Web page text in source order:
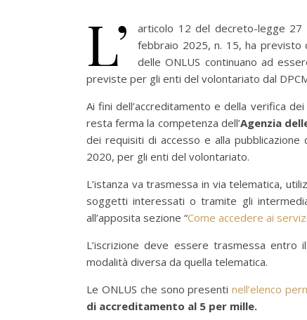
L’
articolo 12 del decreto-legge 27
febbraio 2025, n. 15, ha previsto
delle ONLUS continuano ad
previste per gli enti del volontariato dal
Ai fini dell’accreditamento e della verifica
resta ferma la competenza dell’Agenzia
dei requisiti di accesso e alla
2020, per gli enti del volontariato.
L’istanza va trasmessa in via telematica,
soggetti interessati o tramite gli
all’apposita sezione “Come accedere ai
L’iscrizione deve essere trasmessa entro il
modalità diversa da quella telematica.
Le ONLUS che sono presentinell’elenco
di accreditamento al 5 per mille.